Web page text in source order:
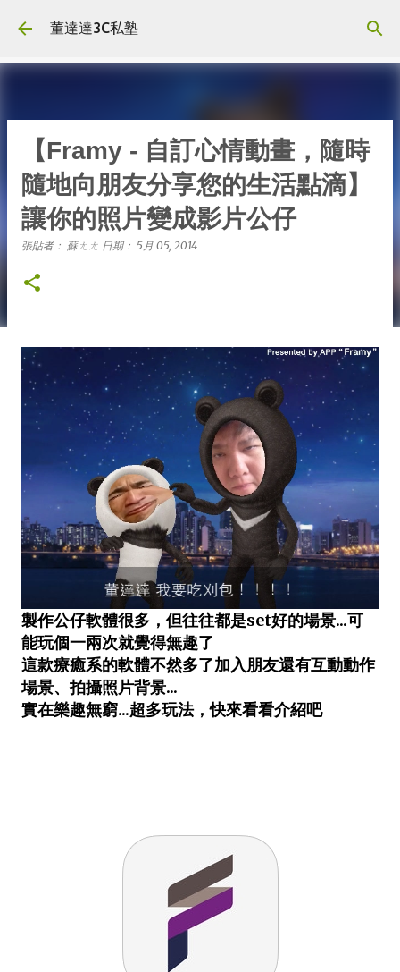
董達達3C私塾
【Framy - 自訂心情動畫，隨時
隨地向朋友分享您的生活點滴】
讓你的照片變成影片公仔
張貼者： 蘇ㄤㄤ 日期： 5月 05, 2014
製作公仔軟體很多，但往往都是set好的場景...可
能玩個一兩次就覺得無趣了
這款療癒系的軟體不然多了加入朋友還有互動動作
場景、拍攝照片背景...
實在樂趣無窮...超多玩法，快來看看介紹吧